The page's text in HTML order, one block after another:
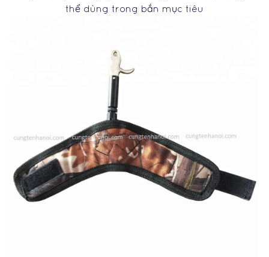
thể dùng trong bắn mục tiêu